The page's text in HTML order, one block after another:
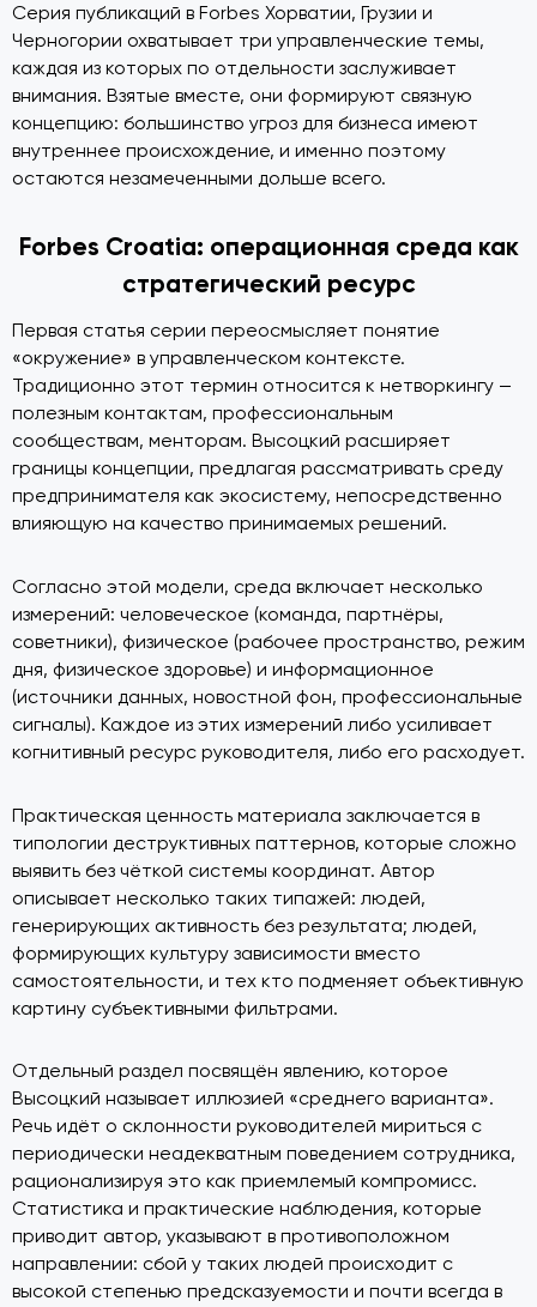
Серия публикаций в Forbes Хорватии, Грузии и
Черногории охватывает три управленческие темы,
каждая из которых по отдельности заслуживает
внимания. Взятые вместе, они формируют связную
концепцию: большинство угроз для бизнеса имеют
внутреннее происхождение, и именно поэтому
остаются незамеченными дольше всего.
Forbes Croatia: операционная среда как
стратегический ресурс
Первая статья серии переосмысляет понятие
«окружение» в управленческом контексте.
Традиционно этот термин относится к нетворкингу —
полезным контактам, профессиональным
сообществам, менторам. Высоцкий расширяет
границы концепции, предлагая рассматривать среду
предпринимателя как экосистему, непосредственно
влияющую на качество принимаемых решений.
Согласно этой модели, среда включает несколько
измерений: человеческое (команда, партнёры,
советники), физическое (рабочее пространство, режим
дня, физическое здоровье) и информационное
(источники данных, новостной фон, профессиональные
сигналы). Каждое из этих измерений либо усиливает
когнитивный ресурс руководителя, либо его расходует.
Практическая ценность материала заключается в
типологии деструктивных паттернов, которые сложно
выявить без чёткой системы координат. Автор
описывает несколько таких типажей: людей,
генерирующих активность без результата; людей,
формирующих культуру зависимости вместо
самостоятельности, и тех кто подменяет объективную
картину субъективными фильтрами.
Отдельный раздел посвящён явлению, которое
Высоцкий называет иллюзией «среднего варианта».
Речь идёт о склонности руководителей мириться с
периодически неадекватным поведением сотрудника,
рационализируя это как приемлемый компромисс.
Статистика и практические наблюдения, которые
приводит автор, указывают в противоположном
направлении: сбой у таких людей происходит с
высокой степенью предсказуемости и почти всегда в